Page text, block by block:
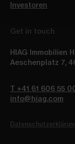
Investoren
Get in touch
HIAG Immobilien
Aeschenplatz 7,
T +41 61 606 55
info@hiag.com